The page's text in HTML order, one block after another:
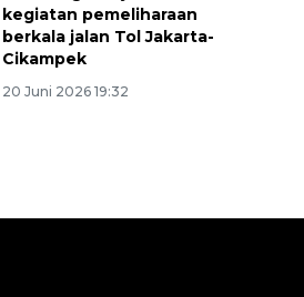
kegiatan pemeliharaan
berkala jalan Tol Jakarta-
Cikampek
20 Juni 2026 19:32